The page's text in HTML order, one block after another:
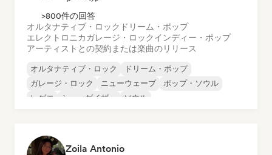
>800件の回答
オルタナティブ・ロック ドリーム・ポップ
エレクトロニカガレージ・ロックインディー・ポップ
アーティストとの契約または楽曲のリリース
オルタナティブ・ロック
ドリーム・ポップ
ガレージ・ロック
ニューウェーブ
ポップ・ソウル
レゲエ
シューゲイザー ソウル
Zoila Antonio